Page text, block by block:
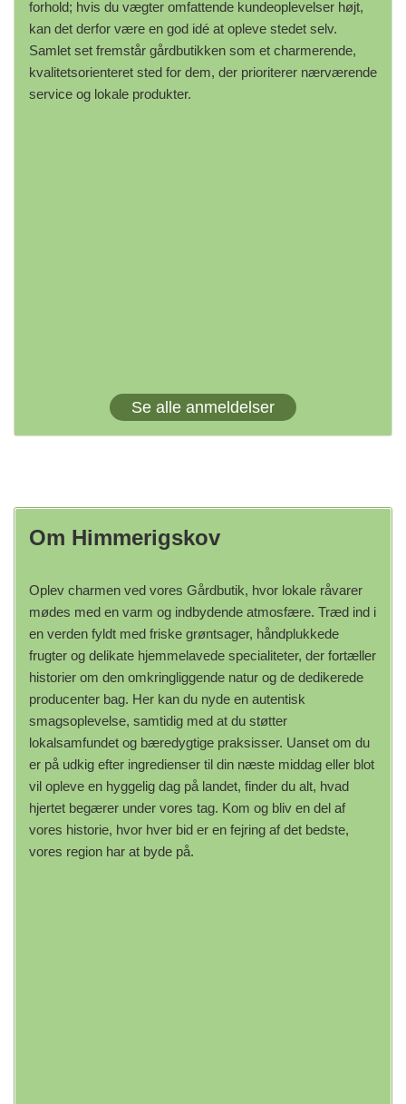
forhold; hvis du vægter omfattende kundeoplevelser højt,
kan det derfor være en god idé at opleve stedet selv.
Samlet set fremstår gårdbutikken som et charmerende,
kvalitetsorienteret sted for dem, der prioriterer nærværende
service og lokale produkter.
Se alle anmeldelser
Om Himmerigskov
Oplev charmen ved vores Gårdbutik, hvor lokale råvarer
mødes med en varm og indbydende atmosfære. Træd ind i
en verden fyldt med friske grøntsager, håndplukkede
frugter og delikate hjemmelavede specialiteter, der fortæller
historier om den omkringliggende natur og de dedikerede
producenter bag. Her kan du nyde en autentisk
smagsoplevelse, samtidig med at du støtter
lokalsamfundet og bæredygtige praksisser. Uanset om du
er på udkig efter ingredienser til din næste middag eller blot
vil opleve en hyggelig dag på landet, finder du alt, hvad
hjertet begærer under vores tag. Kom og bliv en del af
vores historie, hvor hver bid er en fejring af det bedste,
vores region har at byde på.